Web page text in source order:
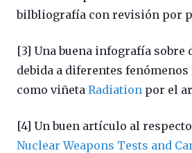
bilbliografía con revisión por
[3] Una buena infografía sobre
debida a diferentes
como viñeta Radiation por el
[4] Un buen artículo al
Nuclear Weapons Tests and